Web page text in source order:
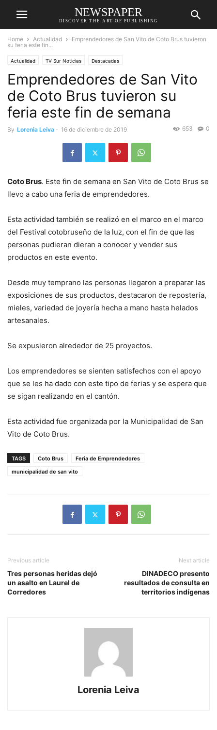
NEWSPAPER
DISCOVER THE ART OF PUBLISHING
Home Actualidad
Emprendedores de San Vito de Coto Brus tuvieron
su feria este fin...
Actualidad TV Sur Noticias Destacadas
Emprendedores de San Vito
de Coto Brus tuvieron su
feria este fin de semana
By Lorenia Leiva - 16 de diciembre de 2019 0
653
Coto Brus. Este fin de semana en San Vito de Coto Brus se
llevo a cabo una feria de emprendedores.
Esta actividad también se realizó en el marco en el marco
del Festival cotobruseño de la luz, con el fin de que las
personas pudieran dieran a conocer y vender sus
productos en este evento.
Desde muy temprano las personas llegaron a preparar las
exposiciones de sus productos, destacaron de repostería,
mieles, variedad de joyería hecha a mano hasta helados
artesanales.
Se expusieron alrededor de 25 proyectos.
Los emprendedores se sienten satisfechos con el apoyo
que se les ha dado con este tipo de ferias y se espera que
se sigan realizando en el cantón.
Esta actividad fue organizada por la Municipalidad de San
Vito de Coto Brus.
TAGS Coto Brus
Feria de Emprendedores
municipalidad de san vito
Previous article
Tres personas heridas dejó
un asalto en Laurel de
Corredores
Next article
DINADECO presento
resultados de consulta en
territorios indígenas
Lorenia Leiva